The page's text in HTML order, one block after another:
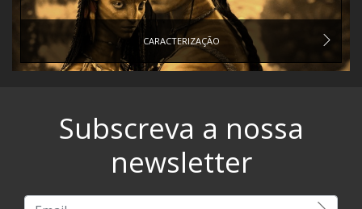
CARACTERIZAÇÃO
Subscreva a nossa
newsletter